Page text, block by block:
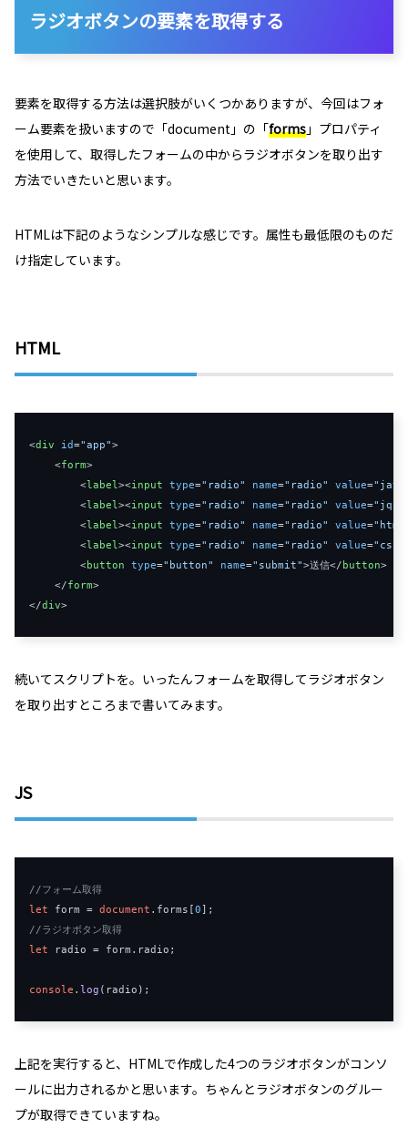
ラジオボタンの要素を取得する
要素を取得する方法は選択肢がいくつかありますが、今回はフォ
ーム要素を扱いますので「document」の「forms 」プロパティ
を使用して、取得したフォームの中からラジオボタンを取り出す
方法でいきたいと思います。
HTMLは下記のようなシンプルな感じです。属性も最低限のものだ
け指定しています。
HTML
<div id="app">
<form>
<label ><input type="radio" name="radio" value=
<label ><input type="radio" name="radio" value=
<label ><input type="radio" name="radio" value=
<label ><input type="radio" name="radio" value="css"
<button type="button" name="submit">送信</button>
</form>
</div>
続いてスクリプトを。いったんフォームを取得してラジオボタン
を取り出すところまで書いてみます。
JS
//フォーム取得
let form = document . forms [0
//ラジオボタン取得
let radio = form. radio ;
console . log
上記を実行すると、HTMLで作成した4つのラジオボタンがコンソ
ールに出力されるかと思います。ちゃんとラジオボタンのグルー
プが取得できていますね。